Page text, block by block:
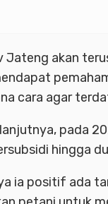
Jateng akan
cara agar
pada
hingga
ia positif ada